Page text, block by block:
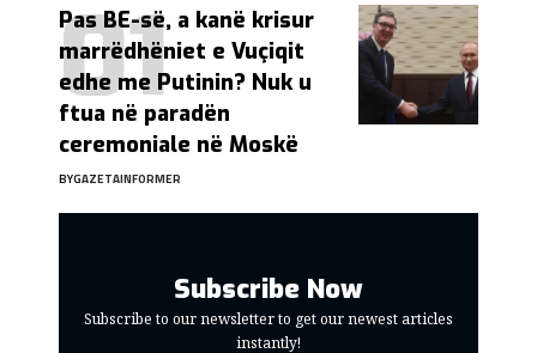
Pas BE-së, a kanë krisur
marrëdhëniet e Vuçiqit
edhe me Putinin? Nuk u
ftua në paradën
ceremoniale në Moskë
BYGAZETAINFORMER
Subscribe Now
Subscribe to our newsletter to get our newest articles
instantly!